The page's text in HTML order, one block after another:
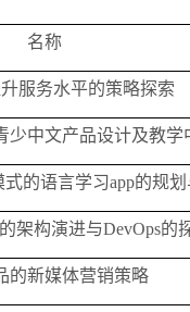
名称
服务水平的策略探索
少中文产品设计及教学
的语言学习app的规
架构演进与DevOps的
的新媒体营销策略